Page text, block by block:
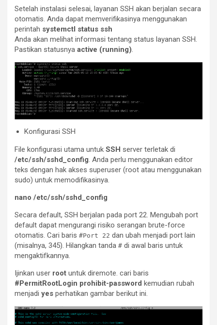
Setelah instalasi selesai, layanan SSH akan berjalan secara
otomatis. Anda dapat memverifikasinya menggunakan
perintah systemctl status ssh
Anda akan melihat informasi tentang status layanan SSH.
Pastikan statusnya active (running).
Konfigurasi SSH
File konfigurasi utama untuk SSH server terletak di
/etc/ssh/sshd_config. Anda perlu menggunakan editor
teks dengan hak akses superuser (root atau menggunakan
sudo) untuk memodifikasinya.
nano /etc/ssh/sshd_config
Secara default, SSH berjalan pada port 22. Mengubah port
default dapat mengurangi risiko serangan brute-force
otomatis. Cari baris #Port 22 dan ubah menjadi port lain
(misalnya, 345). Hilangkan tanda # di awal baris untuk
mengaktifkannya.
Ijinkan user root untuk diremote. cari baris
#PermitRootLogin prohibit-password kemudian rubah
menjadi yes perhatikan gambar berikut ini.